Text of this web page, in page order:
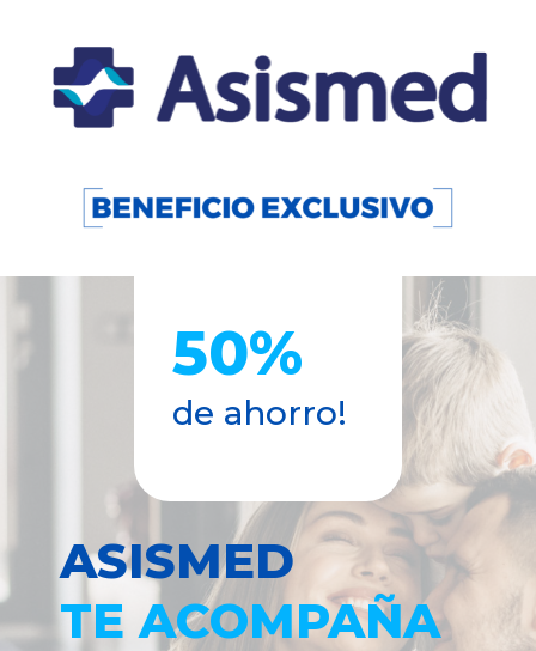
50%
de ahorro!
ASISMED
TE ACOMPAÑA